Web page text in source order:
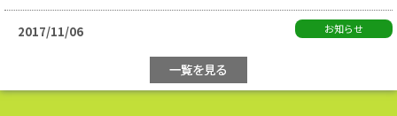
2017/11/06 お知らせ